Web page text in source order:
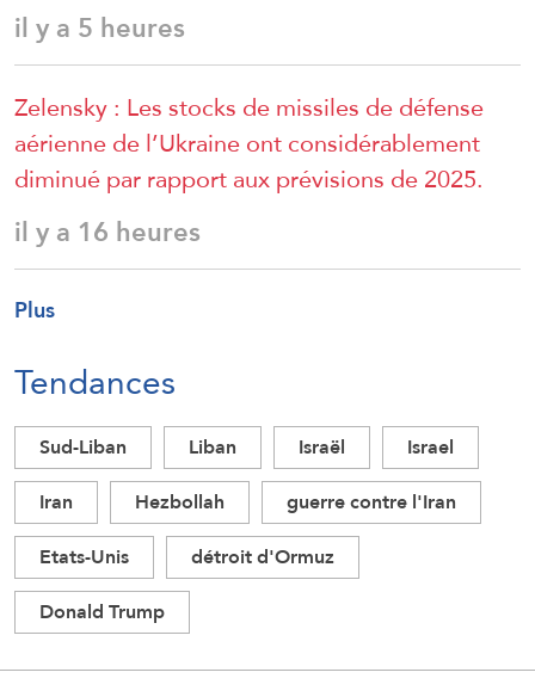
il y a 5 heures
Zelensky : Les stocks de missiles de défense
aérienne de l’Ukraine ont considérablement
diminué par rapport aux prévisions de 2025.
il y a 16 heures
Plus
Tendances
Sud-Liban Liban Israël
Israel
Iran
Hezbollah
guerre contre l'Iran
Etats-Unis
détroit d'Ormuz
Donald Trump